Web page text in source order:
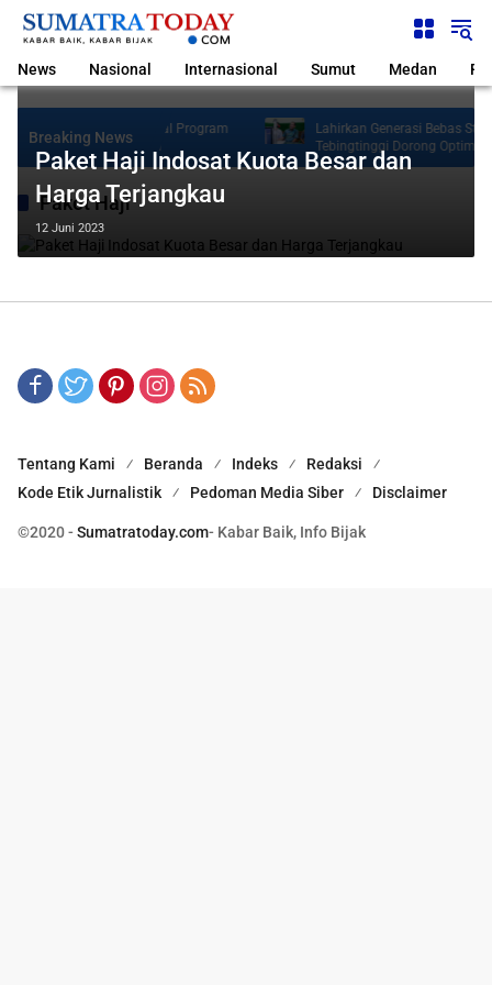
Langsung
News Nasional Internasional Sumut Medan
Breaking News
Nias Siap Kawal Program
Gubsu Bobby Nasution
Lahirkan Generasi Bebas
Tebingtinggi Dorong
Paket Haji
Paket Haji Indosat Kuota Besar dan
Harga Terjangkau
12 Juni 2023
Tentang Kami Beranda Indeks
Redaksi
Kode Etik Jurnalistik
Pedoman Media Siber Disclaimer
©2020 -Sumatratoday.com- Kabar Baik, Info Bijak